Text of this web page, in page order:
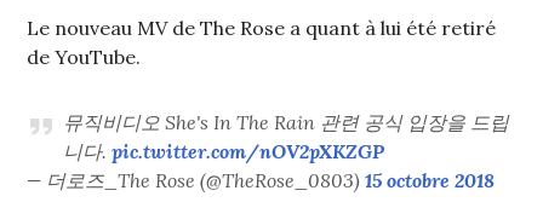
Le nouveau MV de The Rose a quant à lui été retiré
de YouTube.
뮤직비디오 She's In The Rain 관련 공식 입장을 드립
니다.pic.twitter.com/nOV2pXKZGP
— 더로즈_The Rose (@TheRose_0803)15 octobre 2018